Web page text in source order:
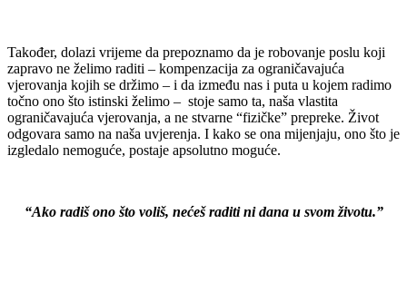
Također, dolazi vrijeme da prepoznamo da je robovanje poslu koji
zapravo ne želimo raditi – kompenzacija za ograničavajuća
vjerovanja kojih se držimo – i da između nas i puta u kojem radimo
točno ono što istinski želimo – stoje samo ta, naša vlastita
ograničavajuća vjerovanja, a ne stvarne “fizičke” prepreke. Život
odgovara samo na naša uvjerenja. I kako se ona mijenjaju, ono što je
izgledalo nemoguće, postaje apsolutno moguće.
“Ako radiš ono što voliš, nećeš raditi ni dana u svom životu.”